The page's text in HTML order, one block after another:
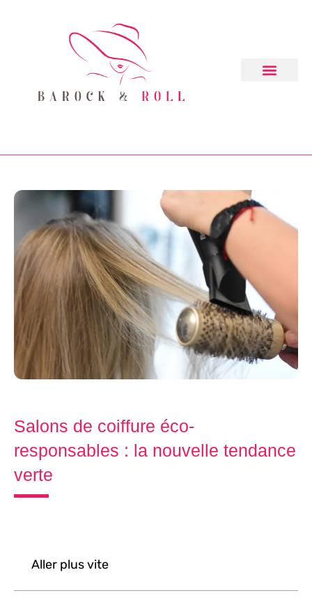
Salons de coiffure éco-
responsables : la nouvelle tendance
verte
Aller plus vite